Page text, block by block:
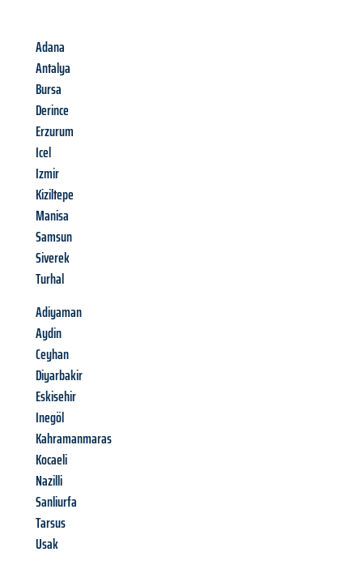
Adana
Antalya
Bursa
Derince
Erzurum
Icel
Izmir
Kiziltepe
Manisa
Samsun
Siverek
Turhal
Adiyaman
Aydin
Ceyhan
Diyarbakir
Eskisehir
Inegöl
Kahramanmaras
Kocaeli
Nazilli
Sanliurfa
Tarsus
Usak